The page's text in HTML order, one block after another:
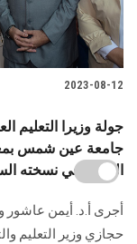
2023-08-12
جولة وزيرا التعليم
جامعة عين شمس
العلمي في نسخته
أجرى أ.د. أيمن عاشور
حجازي وزير التعليم